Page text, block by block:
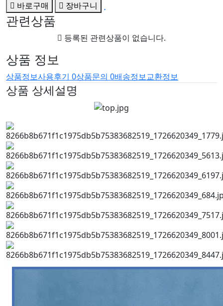
바로구매 장바구니
관련상품
등록된 관련상품이 없습니다.
상품 정보
상품정보사용후기 0상품문의 0배송정보교환정보
상품 상세설명